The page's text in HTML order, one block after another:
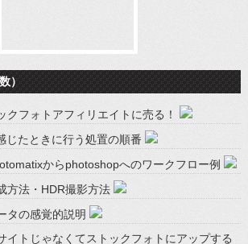
）
クフォトアフィリエイトに売る！
じたときに行う処置の順番
からphotoshopへのワークフロー例
方法・HDR撮影方法
タの感覚的説明
イトじゃなくてストックフォトにアップする